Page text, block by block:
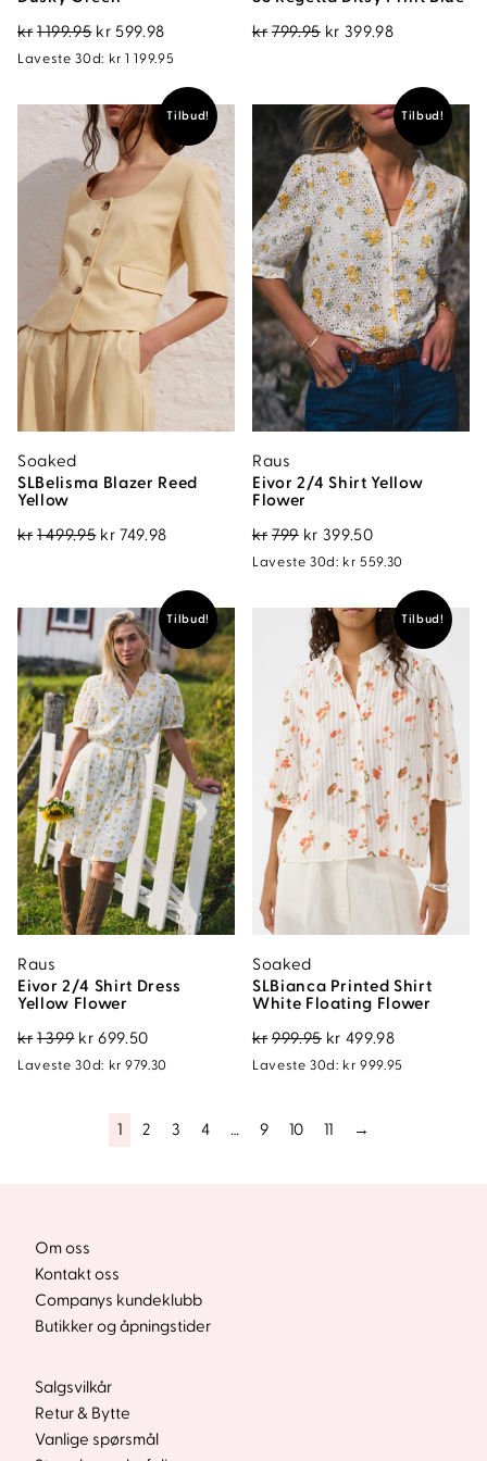
kr1 199.95 Opprinnelig
pris
kr1
199.95.
kr 599.98 Nåværende
pris
er:
kr599.98.
Laveste 30d: kr 1 199.95
kr799.95 Opprinnelig
kr799.95.
kr 399.98Nåværende
er:
kr399.98.
Tilbud!
Soaked
SLBelisma Blazer Reed
Yellow
kr1 499.95 Opprinnelig
kr1
499.95.
kr 749.98 Nåværende
er:
kr749.98.
Tilbud!
Raus
Eivor 2/4 Shirt Yellow
Flower
kr799 Opprinnelig
pris
kr799.
kr 399.50Nåværende
pris
kr399.50.
Laveste 30d: kr 559.30
Tilbud!
Raus
Eivor 2/4 Shirt Dress
Yellow Flower
kr1 399 Opprinnelig
pris
kr 699.50
pris
Laveste 30d: kr 979.30
Tilbud!
Soaked
SLBianca Printed Shirt
White Floating Flower
kr999.95 Opprinnelig
pris
kr 499.98
pris
Laveste 30d: kr 999.95
1 2 3 4 … 9 10 11 →
Om oss
Kontakt oss
Companys kundeklubb
Butikker og åpningstider
Salgsvilkår
Retur & Bytte
Vanlige spørsmål